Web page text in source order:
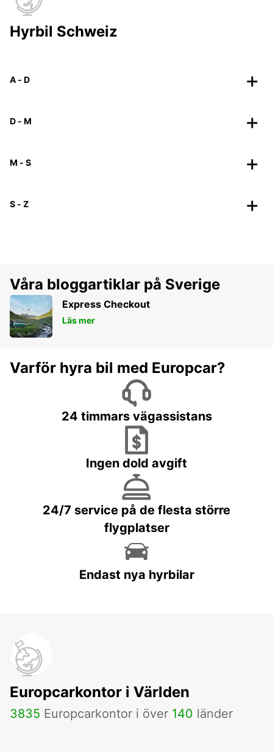
Hyrbil Schweiz
A - D
D - M
M - S
S - Z
Våra bloggartiklar på Sverige
Express Checkout
Läs mer
Varför hyra bil med Europcar?
24 timmars vägassistans
Ingen dold avgift
24/7 service på de flesta större
flygplatser
Endast nya hyrbilar
Europcarkontor i Världen
3835 Europcarkontor i över 140 länder